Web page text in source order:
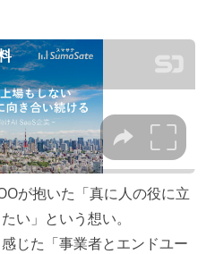
が抱いた「真に人の役に立
い」という想い。
じた「事業者とエンドユー